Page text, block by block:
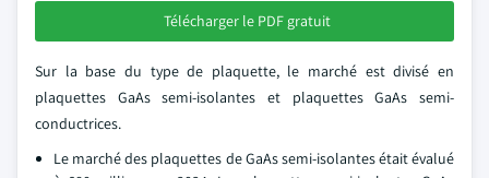
Télécharger le PDF gratuit
Sur la base du type de plaquette, le marché est divisé en
plaquettes GaAs semi-isolantes et plaquettes GaAs semi-
conductrices.
Le marché des plaquettes de GaAs semi-isolantes était évalué